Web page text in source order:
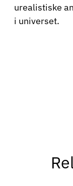
urealistiske
i universet.